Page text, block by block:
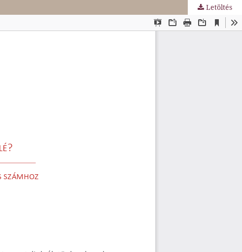
Letöltés